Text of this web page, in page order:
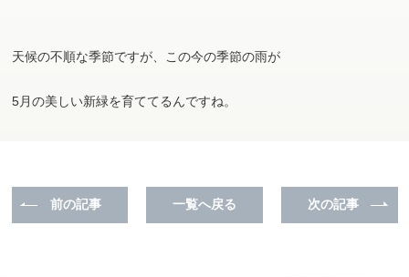
天候の不順な季節ですが、この今の季節の雨が
5月の美しい新緑を育ててるんですね。
前の記事 一覧へ戻る 次の記事